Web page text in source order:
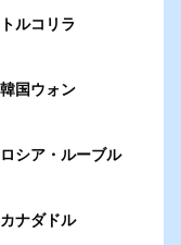
ルコリラ
国ウォン
シア・ルーブル
ナダドル